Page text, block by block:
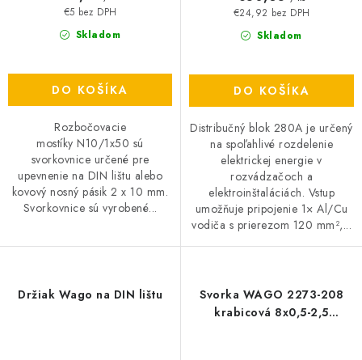
Skladom
€5 bez DPH
DO KOŠÍKA
Rozbočovacie
mostíky N10/1x50 sú
svorkovnice určené pre
upevnenie na DIN lištu alebo
kovový nosný pásik 2 x 10 mm.
Svorkovnice sú vyrobené...
Skladom
€24,92 bez DPH
DO KOŠÍKA
Distribučný blok 280A je určený
na spoľahlivé rozdelenie
elektrickej energie v
rozvádzačoch a
elektroinštaláciách. Vstup
umožňuje pripojenie 1× Al/Cu
vodiča s prierezom 120 mm²,...
Držiak Wago na DIN lištu
Svorka WAGO 2273-208
krabicová 8x0,5-2,5